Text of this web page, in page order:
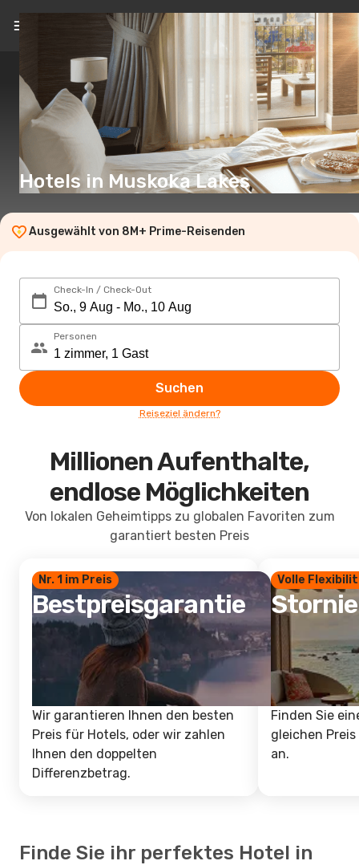
DE(€)
Hotels in Muskoka Lakes
Ausgewählt von 8M+ Prime-Reisenden
Check-In / Check-Out
Personen
Suchen
Reiseziel ändern?
Millionen Aufenthalte,
endlose Möglichkeiten
Von lokalen Geheimtipps zu globalen Favoriten zum
garantiert besten Preis
Nr. 1 im Preis
Bestpreisgarantie
Wir garantieren Ihnen den besten
Preis für Hotels, oder wir zahlen
Ihnen den doppelten
Differenzbetrag.
Volle
Finden Sie
gleichen
an.
Finde Sie ihr perfektes Hotel in